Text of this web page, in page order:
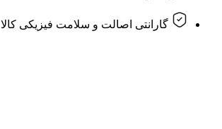
گارانتی اصالت و سلامت فیزیکی کالا